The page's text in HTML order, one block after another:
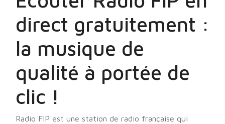
direct gratuitement :
la musique de
qualité à portée de
clic !
Radio FIP est une station de radio française qui